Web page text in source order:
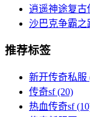
逍遥神途复古
沙巴克争霸之
推荐标签
新开传奇私服
传奇sf(20)
热血传奇sf